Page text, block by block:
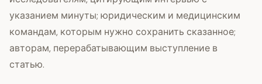
указанием минуты; юридическим и медицинским
командам, которым нужно сохранить сказанное;
авторам, перерабатывающим выступление в
статью.